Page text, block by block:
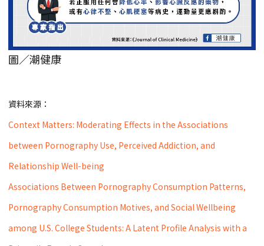
圖／潮健康
資料來源：
Context Matters: Moderating Effects in the Associations
between Pornography Use, Perceived Addiction, and
Relationship Well-being
Associations Between Pornography Consumption Patterns,
Pornography Consumption Motives, and Social Wellbeing
among U.S. College Students: A Latent Profile Analysis with a